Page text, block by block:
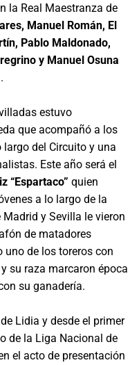
la Real Maestranza de
Manuel Román, El
Pablo Maldonado,
y Manuel Osuna
estuvo
que acompañó a los
del Circuito y una
Este año será el
“Espartaco” quien
a lo largo de la
y Sevilla le vieron
de matadores
uno de los toreros con
su raza marcaron época
su ganadería.
Lidia y desde el primer
de la Liga Nacional de
el acto de presentación